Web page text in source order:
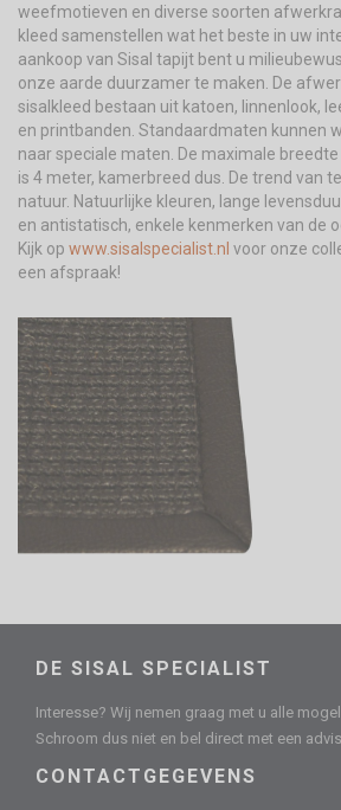
weefmotieven en diverse soorten
kleed samenstellen wat het beste in uw
aankoop van Sisal tapijt bent u
onze aarde duurzamer te maken. De
sisalkleed bestaan uit katoen, linnenlook,
en printbanden. Standaardmaten kunnen
naar speciale maten. De maximale
is 4 meter, kamerbreed dus. De trend van
natuur. Natuurlijke kleuren, lange
en antistatisch, enkele kenmerken van de
Kijk op www.sisalspecialist.nl voor onze
een afspraak!
DE SISAL SPECIALIST
Interesse? Wij nemen graag met u alle
Schroom dus niet en bel direct met een
CONTACTGEGEVENS